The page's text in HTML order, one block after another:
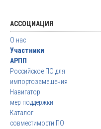
АССОЦИАЦИЯ
О нас
Участники
АРПП
Российское ПО для
импортозамещения
Навигатор
мер поддержки
Каталог
совместимости ПО